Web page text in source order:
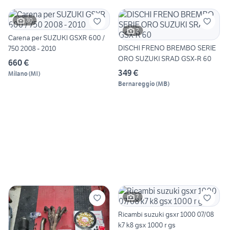
30
Carena per SUZUKI GSXR 600 /
750 2008 - 2010
660 €
Milano(MI)
2
DISCHI FRENO BREMBO SERIE
ORO SUZUKI SRAD GSX-R 60
349 €
Bernareggio(MB)
7
Ricambi suzuki gsxr 1000 07/08
k7 k8 gsx 1000 r gs